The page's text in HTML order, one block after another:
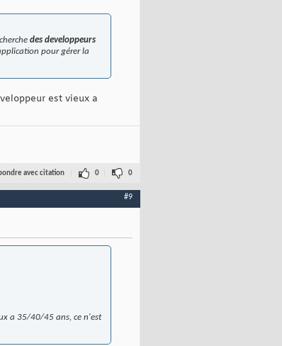
des developpeurs
pour gérer la
est vieux a
avec citation 0 0
#9
a 35/40/45 ans, ce n'est